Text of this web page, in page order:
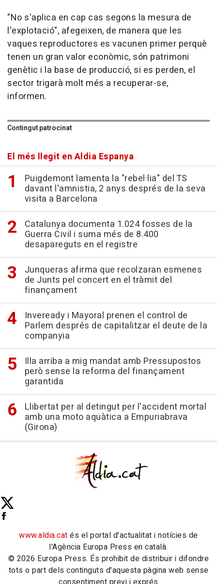
"No s'aplica en cap cas segons la mesura de
l'explotació", afegeixen, de manera que les
vaques reproductores es vacunen primer perquè
tenen un gran valor econòmic, són patrimoni
genètic i la base de producció, si es perden, el
sector trigarà molt més a recuperar-se,
informen.
Contingut patrocinat
El més llegit en Aldia Espanya
Puigdemont lamenta la "rebel·lia" del TS
davant l'amnistia, 2 anys després de la seva
visita a Barcelona
Catalunya documenta 1.024 fosses de la
Guerra Civil i suma més de 8.400
desapareguts en el registre
Junqueras afirma que recolzaran esmenes
de Junts pel concert en el tràmit del
finançament
Inveready i Mayoral prenen el control de
Parlem després de capitalitzar el deute de la
companyia
Illa arriba a mig mandat amb Pressupostos
però sense la reforma del finançament
garantida
Llibertat per al detingut per l'accident mortal
amb una moto aquàtica a Empuriabrava
(Girona)
www.aldia.cat és el portal d'actualitat i notícies de
l'Agència Europa Press en català.
© 2026 Europa Press. És prohibit de distribuir i difondre
tots o part dels continguts d'aquesta pàgina web sense